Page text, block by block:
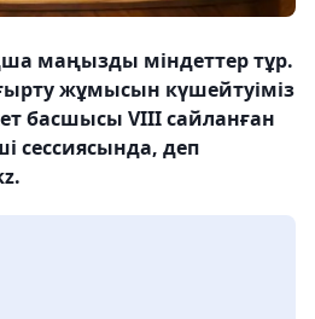
маңызды міндеттер тұр.
жұмысын күшейтуіміз
басшысы VIII сайланған
сессиясында, деп